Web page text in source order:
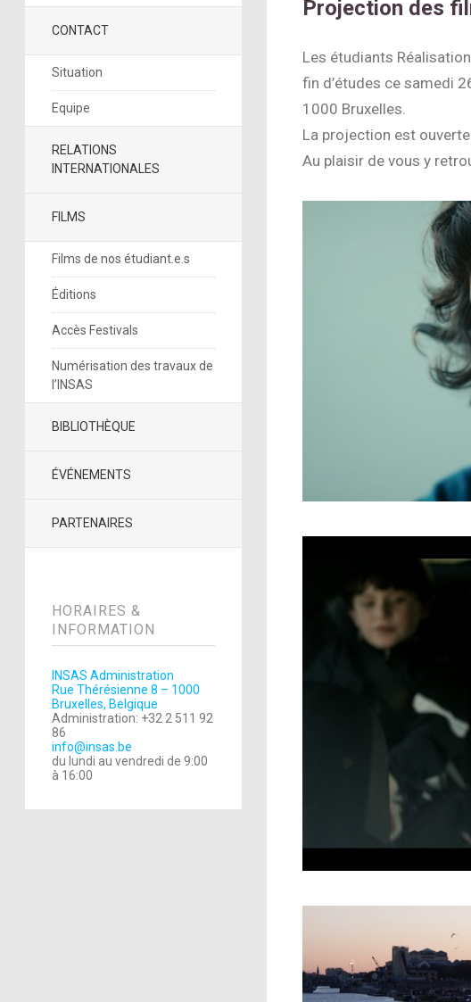
CONTACT
Situation
Equipe
RELATIONS
INTERNATIONALES
FILMS
Films de nos étudiant.e.s
Éditions
Accès Festivals
Numérisation des travaux de
l’INSAS
BIBLIOTHÈQUE
ÉVÉNEMENTS
PARTENAIRES
HORAIRES &
INFORMATION
INSAS Administration
Rue Thérésienne 8 – 1000
Bruxelles, Belgique
Administration: +32 2 511 92
86
info@insas.be
du lundi au vendredi de 9:00
à 16:00
Projection des
Les étudiants
fin d’études ce samedi
1000 Bruxelles.
La projection est
Au plaisir de vous y